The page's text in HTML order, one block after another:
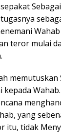
teror mulai
memutuskan
kepada
yang
itu, tidak